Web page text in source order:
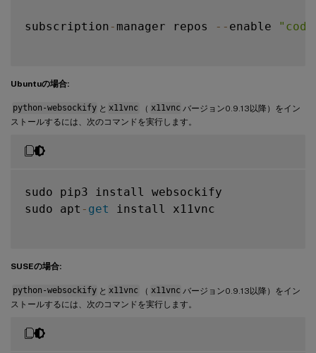
subscription - manager repos -- enable
Ubuntuの場合:
python-websockify と x11vnc （ x11vnc バージョン0.9.13以降）をイン
ストールするには、次のコマンドを実行します。
sudo pip3 install websockify
sudo apt - get install x11vnc
SUSEの場合:
python-websockify と x11vnc （ x11vnc バージョン0.9.13以降）をイン
ストールするには、次のコマンドを実行します。